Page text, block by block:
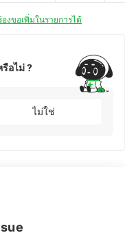
องขอเพิ่มในรายการได้
อไม่ ?
ไม่ใช่